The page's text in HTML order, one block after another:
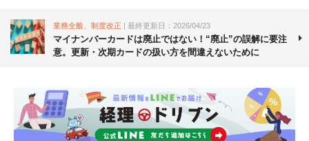
業務全般、制度改正 | 最終更新日：2026/04/23
マイナンバーカードは廃止ではない！“廃止”の誤解に要注
意。更新・次期カードの扱い方を間違えないために